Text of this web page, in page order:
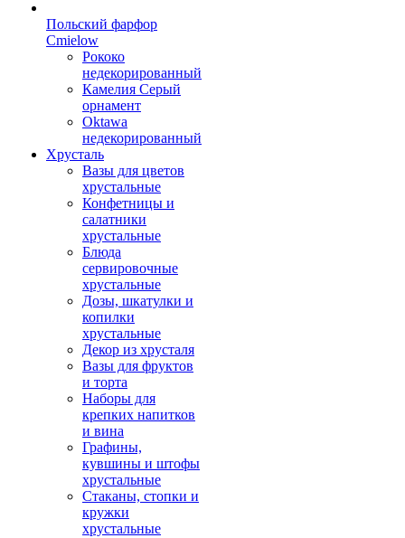
Польский фарфор
Сmielow
Рококо
недекорированный
Камелия Серый
орнамент
Oktawa
недекорированный
Хрусталь
Вазы для цветов
хрустальные
Конфетницы и
салатники
хрустальные
Блюда
сервировочные
хрустальные
Дозы, шкатулки и
копилки
хрустальные
Декор из хрусталя
Вазы для фруктов
и торта
Наборы для
крепких напитков
и вина
Графины,
кувшины и штофы
хрустальные
Стаканы, стопки и
кружки
хрустальные